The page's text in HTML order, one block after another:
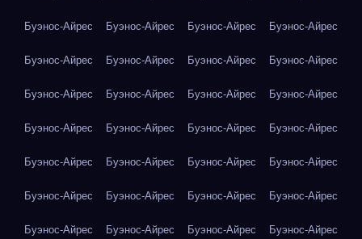
Буэнос-Айрес Буэнос-Айрес Буэнос-Айрес Буэнос-Айрес
Буэнос-Айрес Буэнос-Айрес Буэнос-Айрес Буэнос-Айрес
Буэнос-Айрес Буэнос-Айрес Буэнос-Айрес Буэнос-Айрес
Буэнос-Айрес Буэнос-Айрес Буэнос-Айрес Буэнос-Айрес
Буэнос-Айрес Буэнос-Айрес Буэнос-Айрес Буэнос-Айрес
Буэнос-Айрес Буэнос-Айрес Буэнос-Айрес Буэнос-Айрес
Буэнос-Айрес Буэнос-Айрес Буэнос-Айрес Буэнос-Айрес